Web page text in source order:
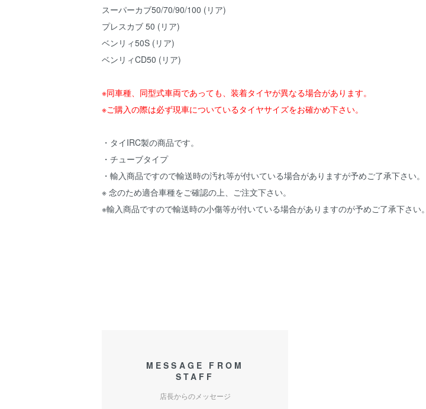
スーパーカブ50/70/90/100 (リア)
プレスカブ 50 (リア)
ベンリィ50S (リア)
ベンリィCD50 (リア)
※同車種、同型式車両であっても、装着タイヤが異なる場合があります。
※ご購入の際は必ず現車についているタイヤサイズをお確かめ下さい。
・タイIRC製の商品です。
・チューブタイプ
・輸入商品ですので輸送時の汚れ等が付いている場合がありますが予めご了承下さい。
※ 念のため適合車種をご確認の上、ご注文下さい。
※輸入商品ですので輸送時の小傷等が付いている場合がありますのが予めご了承下さい。
MESSAGE FROM
STAFF
店長からのメッセージ